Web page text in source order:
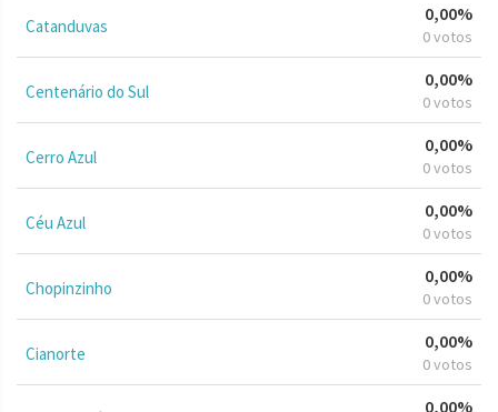
Catanduvas
0,00%
0 votos
Centenário do Sul
0,00%
0 votos
Cerro Azul
0,00%
0 votos
Céu Azul
0,00%
0 votos
Chopinzinho
0,00%
0 votos
Cianorte
0,00%
0 votos
0,00%